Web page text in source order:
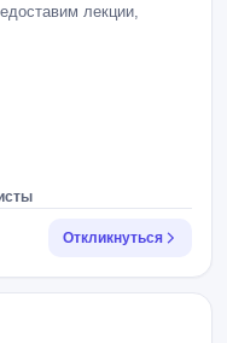
лекции,
Откликнуться